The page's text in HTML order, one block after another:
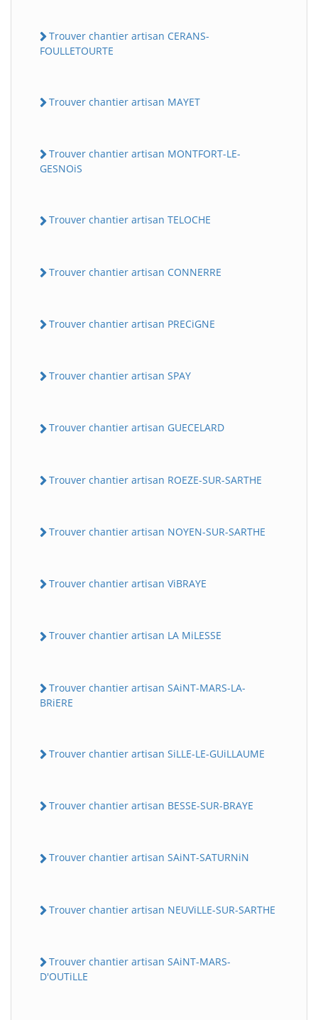
Trouver chantier artisan CERANS-
FOULLETOURTE
Trouver chantier artisan MAYET
Trouver chantier artisan MONTFORT-LE-
GESNOiS
Trouver chantier artisan TELOCHE
Trouver chantier artisan CONNERRE
Trouver chantier artisan PRECiGNE
Trouver chantier artisan SPAY
Trouver chantier artisan GUECELARD
Trouver chantier artisan ROEZE-SUR-SARTHE
Trouver chantier artisan NOYEN-SUR-SARTHE
Trouver chantier artisan ViBRAYE
Trouver chantier artisan LA MiLESSE
Trouver chantier artisan SAiNT-MARS-LA-
BRiERE
Trouver chantier artisan SiLLE-LE-GUiLLAUME
Trouver chantier artisan BESSE-SUR-BRAYE
Trouver chantier artisan SAiNT-SATURNiN
Trouver chantier artisan NEUViLLE-SUR-SARTHE
Trouver chantier artisan SAiNT-MARS-
D'OUTiLLE